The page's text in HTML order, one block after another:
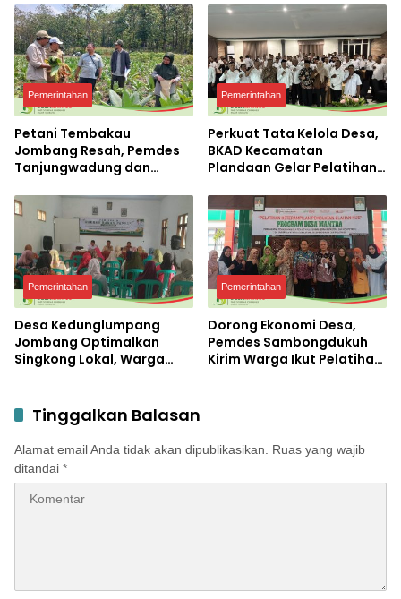
Terbesar di Peterongan
Pemerintahan
Petani Tembakau
Jombang Resah, Pemdes
Tanjungwadung dan
Pemerintahan
Perkuat Tata Kelola Desa,
BKAD Kecamatan
Plandaan Gelar Pelatihan
Pemerintahan
Desa Kedunglumpang
Jombang Optimalkan
Singkong Lokal, Warga
Pemerintahan
Dorong Ekonomi Desa,
Pemdes Sambongdukuh
Kirim Warga Ikut Pelatihan
Tinggalkan Balasan
Alamat email Anda tidak akan dipublikasikan.
Ruas yang wajib
ditandai *